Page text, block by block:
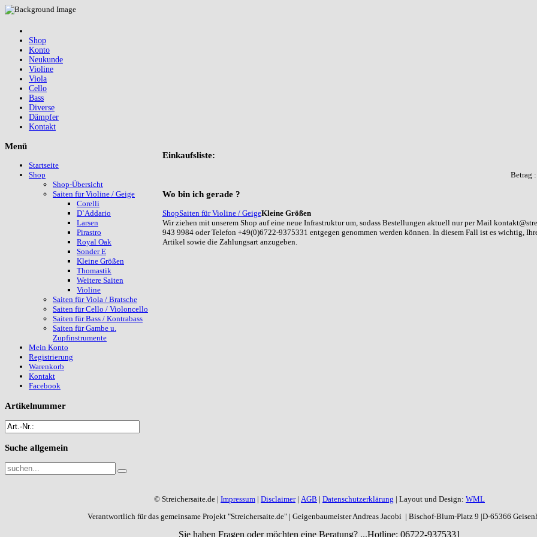
Shop
Konto
Neukunde
Violine
Viola
Cello
Bass
Diverse
Dämpfer
Kontakt
Einkaufsliste:
Betrag :
Wo bin ich gerade ?
ShopSaiten für Violine / GeigeKleine Größen
Wir ziehen mit unserem Shop auf eine neue Infrastruktur um, sodass Bestellungen aktuell nur per Mail
943 9984 oder Telefon +49(0)6722-9375331 entgegen genommen werden können. In diesem Fall ist es wichtig,
Artikel sowie die Zahlungsart anzugeben.
Menü
Startseite
Shop
Shop-Übersicht
Saiten für Violine / Geige
Corelli
D`Addario
Larsen
Pirastro
Royal Oak
Sonder E
Kleine Größen
Thomastik
Weitere Saiten
Violine
Saiten für Viola / Bratsche
Saiten für Cello / Violoncello
Saiten für Bass / Kontrabass
Saiten für Gambe u.
Zupfinstrumente
Mein Konto
Registrierung
Warenkorb
Kontakt
Facebook
Artikelnummer
Suche allgemein
© Streichersaite.de | Impressum | Disclaimer| AGB | Datenschutzerklärung | Layout und Design: WML
Verantwortlich für das gemeinsame Projekt "Streichersaite.de" | Geigenbaumeister Andreas Jacobi | Bischof-Blum-Platz 9 |D-65366
Sie haben Fragen oder möchten eine Beratung? ...Hotline: 06722-9375331